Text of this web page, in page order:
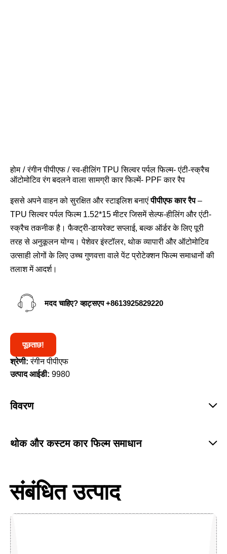
होम रंगीन पीपीएफ
स्व-हीलिंग TPU सिल्वर पर्पल फिल्म- एंटी-स्क्रैच
ऑटोमोटिव रंग बदलने वाला सामग्री कार फिल्में- PPF कार रैप
इससे अपने वाहन को सुरक्षित और स्टाइलिश बनाएंपीपीएफ कार रैप–
TPU सिल्वर पर्पल फिल्म 1.52*15 मीटर जिसमें सेल्फ-हीलिंग और एंटी-
स्क्रैच तकनीक है। फैक्ट्री-डायरेक्ट सप्लाई, बल्क ऑर्डर के लिए पूरी
तरह से अनुकूलन योग्य। पेशेवर इंस्टॉलर, थोक व्यापारी और ऑटोमोटिव
उत्साही लोगों के लिए उच्च गुणवत्ता वाले पेंट प्रोटेक्शन फिल्म समाधानों की
तलाश में आदर्श।
मदद चाहिए? व्हाट्सएप+8613925829220
पूछताछ!
श्रेणी:रंगीन पीपीएफ
उत्पाद आईडी: 9980
विवरण
थोक और कस्टम कार फिल्म समाधान
संबंधित उत्पाद